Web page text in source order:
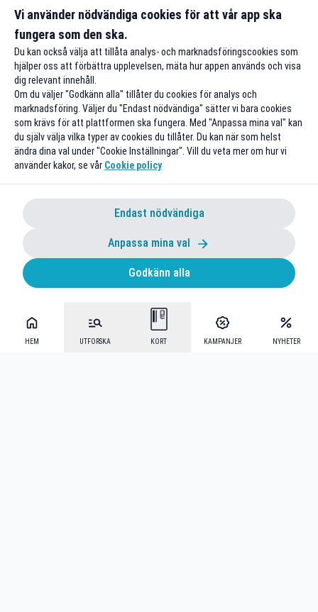
HEM UTFORSKA KORT KAMPANJER NYHETER
Vi använder nödvändiga cookies för att vår app ska
fungera som den ska.
Du kan också välja att tillåta analys- och marknadsföringscookies som
hjälper oss att förbättra upplevelsen, mäta hur appen används och visa
dig relevant innehåll.
Om du väljer "Godkänn alla" tillåter du cookies för analys och
marknadsföring. Väljer du "Endast nödvändiga" sätter vi bara cookies
som krävs för att plattformen ska fungera. Med "Anpassa mina val" kan
du själv välja vilka typer av cookies du tillåter. Du kan när som helst
ändra dina val under "Cookie Inställningar". Vill du veta mer om hur vi
använder kakor, se vår Cookie policy
Endast nödvändiga
Anpassa mina val
Godkänn alla